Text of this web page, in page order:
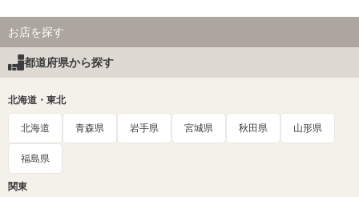
お店を探す
都道府県から探す
北海道・東北
北海道 青森県 岩手県 宮城県 秋田県 山形県
福島県
関東